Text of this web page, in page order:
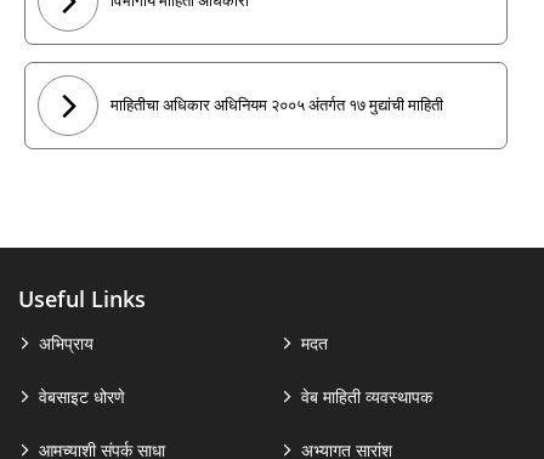
माहितीचा अधिकार अधिनियम २००५ अंतर्गत १७ मुद्यांची माहिती
Useful Links
अभिप्राय
वेबसाइट धोरणे
आमच्याशी संपर्क साधा
मदत
वेब माहिती व्यवस्थापक
अभ्यागत सारांश